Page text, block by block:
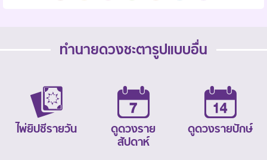
ทำนายดวงชะตารูปแบบอื่น
ไพ่ยิปซีรายวัน
ดูดวงราย
สัปดาห์
ดูดวงรายปักษ์